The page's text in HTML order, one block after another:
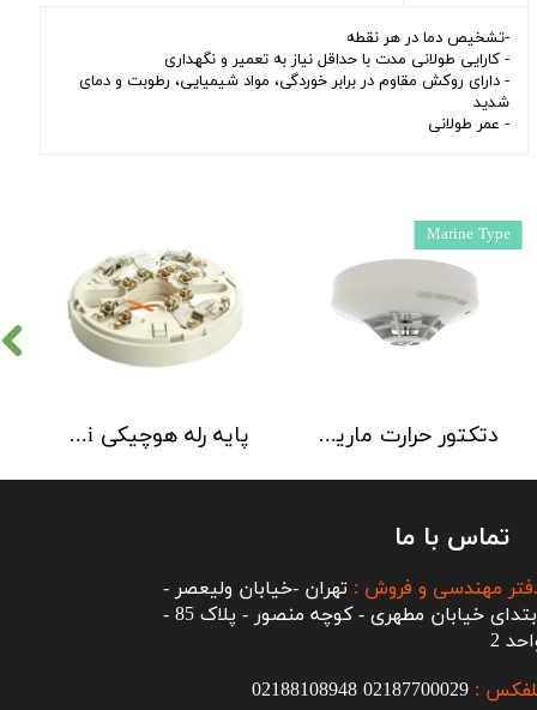
-تشخیص دما در هر نقطه
- کارایی طولانی مدت با حداقل نیاز به تعمیر و نگهداری
- دارای روکش مقاوم در برابر خوردگی، مواد شیمیایی، رطوبت و دمای
شدید
- عمر طولانی
پایه رله هوچیکی Hochiki مدل YBO R/6R دتکتور حرارت مارین 90 درجه هوچیکی Hochiki مدل DCD-CE3M
Marine Type
تماس با ما
:
02187700029
02188108948
مهندسی و فروش : تهران -خیابان ولیعصر -
ابتدای خیابان مطهری - کوچه منصور - پلاک 85 -
2